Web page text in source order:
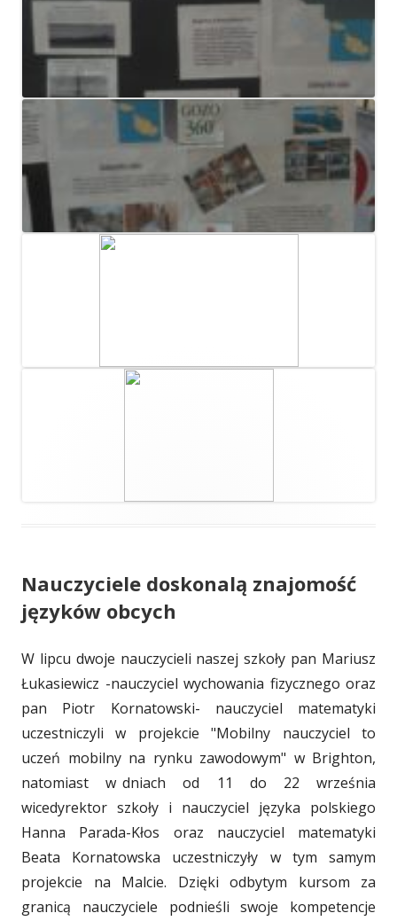
Nauczyciele doskonalą znajomość
języków obcych
W lipcu dwoje nauczycieli naszej szkoły pan Mariusz
Łukasiewicz -nauczyciel wychowania fizycznego oraz
pan Piotr Kornatowski- nauczyciel matematyki
uczestniczyli w projekcie "Mobilny nauczyciel to
uczeń mobilny na rynku zawodowym" w Brighton,
natomiast w _dniach od 11 do 22 września
wicedyrektor szkoły i nauczyciel języka polskiego
Hanna Parada-Kłos oraz nauczyciel matematyki
Beata Kornatowska uczestniczyły w tym samym
projekcie na Malcie. Dzięki odbytym kursom za
granicą nauczyciele podnieśli swoje kompetencje